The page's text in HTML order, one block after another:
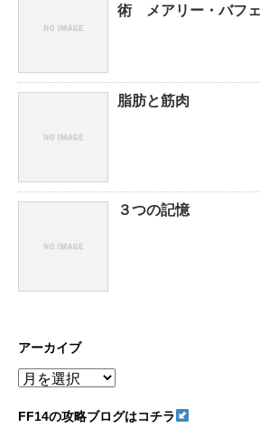
術 メアリー・バフ
脂肪と筋肉
３つの記憶
アーカイブ
ア
カ
FF14の攻略ブログはコチラ